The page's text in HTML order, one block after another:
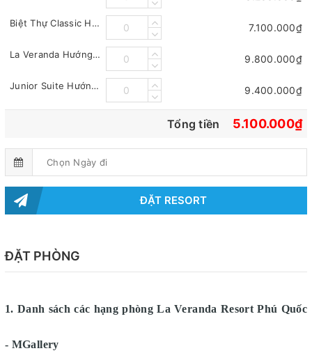
Biệt Thự Classic Hướng Vườn (Classic Villa Garden) 7.100.000₫
La Veranda Hướng Biển (La Veranda Ocean Villa) 9.800.000₫
Junior Suite Hướng Biển 9.400.000₫
Tổng tiền 5.100.000₫
ĐẶT RESORT
ĐẶT PHÒNG
1. Danh sách các hạng phòngLa Veranda Resort Phú Quốc
- MGallery